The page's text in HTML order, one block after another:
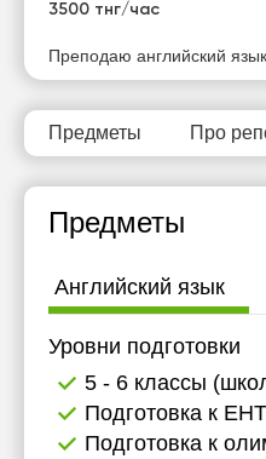
3500 тнг/час
Преподаю английский
Предметы Про
Предметы
Английский язык
Уровни подготовки
5 - 6 классы
Подготовка к ЕНТ
Подготовка к
Нет
Нет